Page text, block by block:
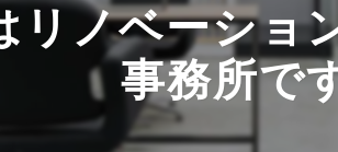
ノベーショ
事務所で